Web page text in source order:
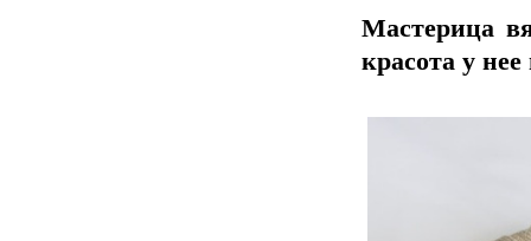
Мастерица
красота у нее